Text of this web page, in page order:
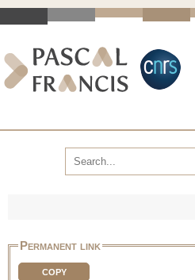
Permanent link
COPY